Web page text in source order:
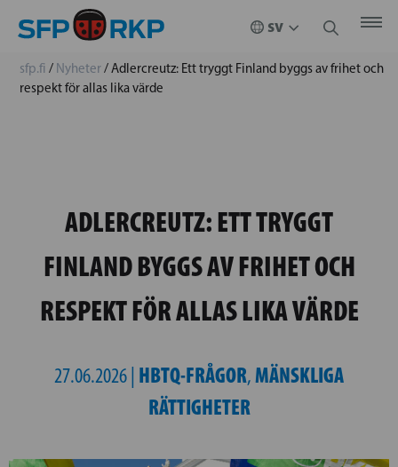
sfp.fi / Nyheter/Adlercreutz: Ett tryggt Finland byggs av frihet och
respekt för allas lika värde
ADLERCREUTZ: ETT TRYGGT
FINLAND BYGGS AV FRIHET OCH
RESPEKT FÖR ALLAS LIKA VÄRDE
27.06.2026 | HBTQ-FRÅGOR,MÄNSKLIGA
RÄTTIGHETER